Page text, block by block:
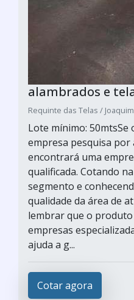
alambrados e
Requinte das Telas /
Lote mínimo: 50mtsSe
empresa pesquisa por
encontrará uma
qualificada. Cotando
segmento e
qualidade da área de
lembrar que o
empresas
ajuda a g...
Cotar agora